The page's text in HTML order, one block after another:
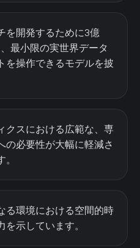
を開発するために3億
最小限の実世界データ
を操作できるモデルを披
クスにおける広範な、専
の必要性が大幅に軽減さ
る環境における空間的時
示しています。